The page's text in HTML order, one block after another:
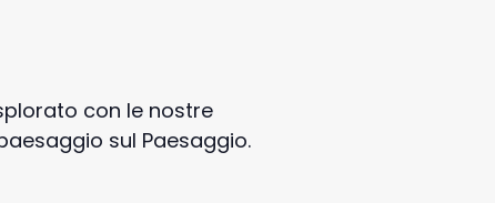
con le nostre
sul Paesaggio.